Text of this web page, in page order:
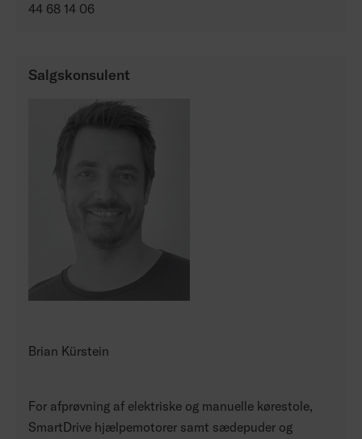
44 68 14 06
Salgskonsulent
Brian Kürstein
For afprøvning af elektriske og manuelle kørestole,
SmartDrive hjælpemotorer samt sædepuder og